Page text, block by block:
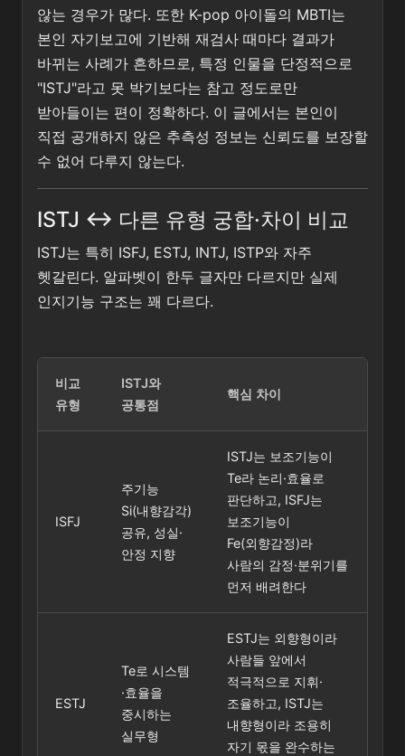
않는 경우가 많다. 또한 K-pop 아이돌의 MBTI는
본인 자기보고에 기반해 재검사 때마다 결과가
바뀌는 사례가 흔하므로, 특정 인물을 단정적으로
"ISTJ"라고 못 박기보다는 참고 정도로만
받아들이는 편이 정확하다. 이 글에서는 본인이
직접 공개하지 않은 추측성 정보는 신뢰도를 보장할
수 없어 다루지 않는다.
ISTJ ↔ 다른 유형 궁합·차이 비교
ISTJ는 특히 ISFJ, ESTJ, INTJ, ISTP와 자주
헷갈린다. 알파벳이 한두 글자만 다르지만 실제
인지기능 구조는 꽤 다르다.
비교
유형
ISTJ와
공통점
핵심 차이
ISFJ
주기능
Si(내향감각)
공유, 성실·
안정 지향
ISTJ는 보조기능이
Te라 논리·효율로
판단하고, ISFJ는
보조기능이
Fe(외향감정)라
사람의 감정·분위기를
먼저 배려한다
ESTJ
Te로 시스템
·효율을
중시하는
실무형
ESTJ는 외향형이라
사람들 앞에서
적극적으로 지휘·
조율하고, ISTJ는
내향형이라 조용히
자기 몫을 완수하는